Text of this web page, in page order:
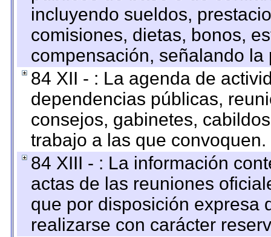
incluyendo sueldos,
comisiones, dietas, bonos,
compensación, señalando
84 XII - : La agenda de
dependencias públicas,
consejos, gabinetes,
trabajo a las que convoquen.
84 XIII - : La información
actas de las reuniones
que por disposición expresa
realizarse con carácter